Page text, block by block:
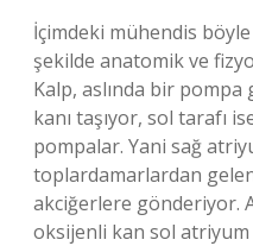
İçimdeki mühendis
şekilde anatomik ve
Kalp, aslında bir pompa
kanı taşıyor, sol tarafı
pompalar. Yani sağ
toplardamarlardan
akciğerlere gönderiyor.
oksijenli kan sol